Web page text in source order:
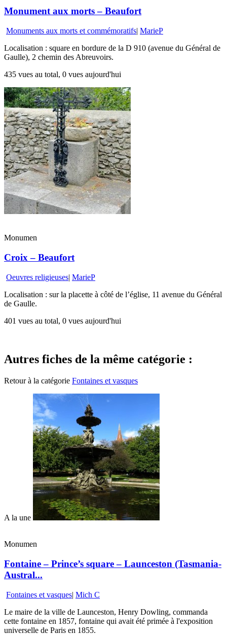
Monument aux morts – Beaufort
Monuments aux morts et commémoratifs| MarieP
Localisation : square en bordure de la D 910 (avenue du Général de
Gaulle), 2 chemin des Abreuvoirs.
435 vues au total, 0 vues aujourd'hui
Monumen
Croix – Beaufort
Oeuvres religieuses| MarieP
Localisation : sur la placette à côté de l’église, 11 avenue du Général
de Gaulle.
401 vues au total, 0 vues aujourd'hui
Autres fiches de la même catégorie :
Retour à la catégorie Fontaines et vasques
A la une
Monumen
Fontaine – Prince’s square – Launceston (Tasmania-
Austral...
Fontaines et vasques| Mich C
Le maire de la ville de Launceston, Henry Dowling, commanda
cette fontaine en 1857, fontaine qui avait été primée à l'exposition
universelle de Paris en 1855.